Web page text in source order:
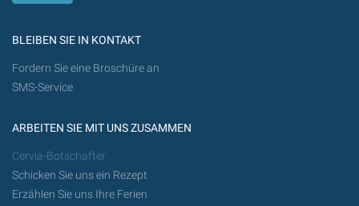
BLEIBEN SIE IN KONTAKT
Fordern Sie eine Broschüre an
SMS-Service
ARBEITEN SIE MIT UNS ZUSAMMEN
Cervia-Botschafter
Schicken Sie uns ein Rezept
Erzählen Sie uns Ihre Ferien